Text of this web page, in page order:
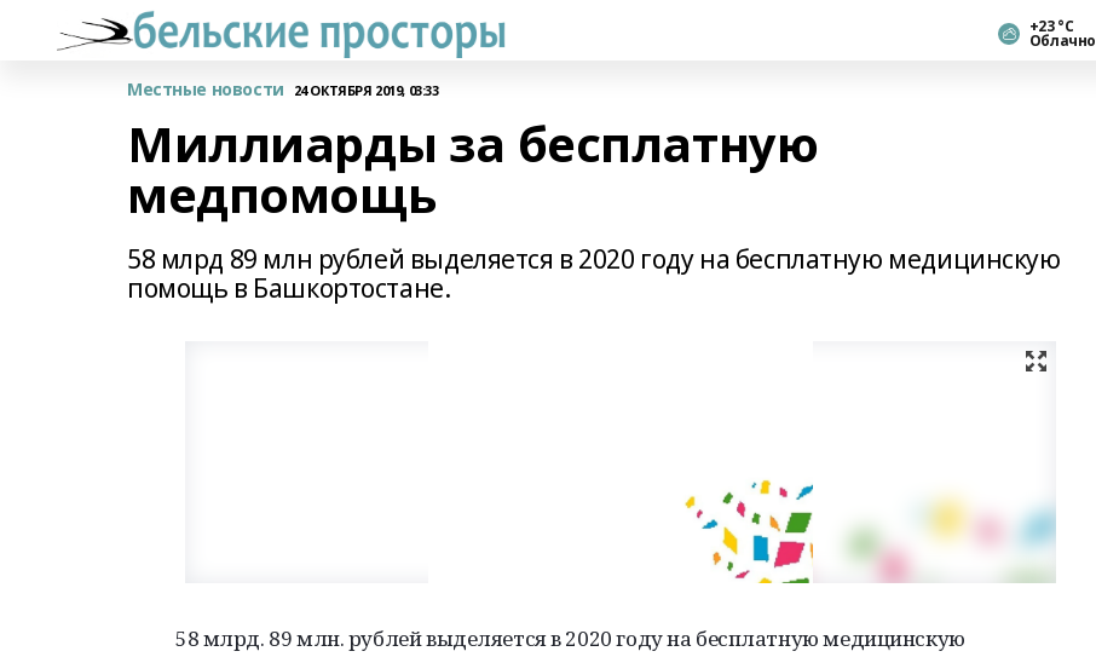
+23 °С
Облачно
Местные новости 24 ОКТЯБРЯ 2019, 03:33
Миллиарды за бесплатную
медпомощь
58 млрд 89 млн рублей выделяется в 2020 году на бесплатную медицинскую
помощь в Башкортостане.
58 млрд. 89 млн. рублей выделяется в 2020 году на бесплатную медицинскую